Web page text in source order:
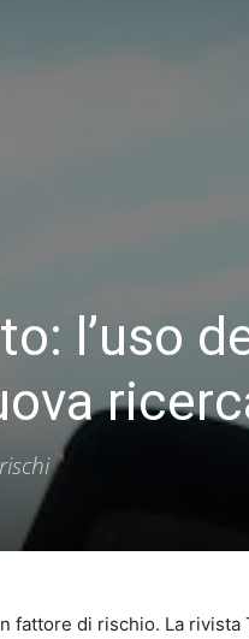
l’uso
fattore di rischio. La rivista